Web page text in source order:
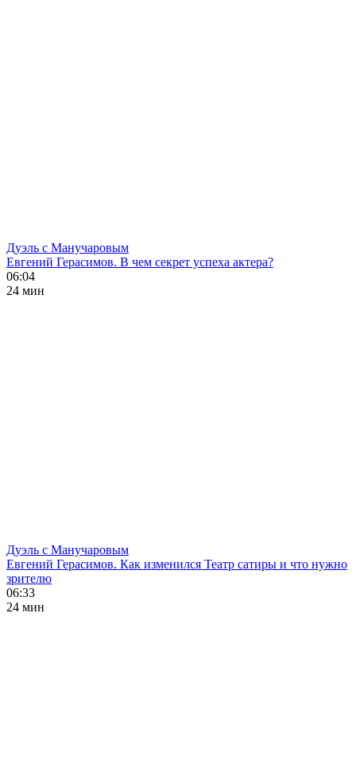
Дуэль с Манучаровым
Евгений Герасимов. В чем секрет успеха актера?
06:04
24 мин
Дуэль с Манучаровым
Евгений Герасимов. Как изменился Театр сатиры и что нужно
зрителю
06:33
24 мин